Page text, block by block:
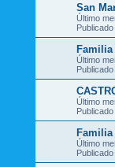
San
Último
Familia
Último
Último
Último